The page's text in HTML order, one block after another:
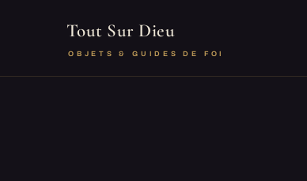
Tout Sur Dieu
OBJETS & GUIDES DE FOI